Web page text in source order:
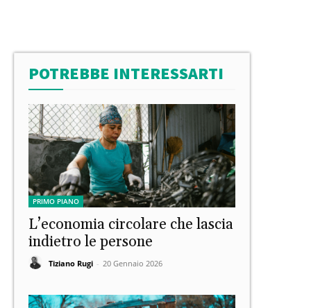
POTREBBE INTERESSARTI
PRIMO PIANO
L’economia circolare che lascia
indietro le persone
Tiziano Rugi - 20 Gennaio 2026